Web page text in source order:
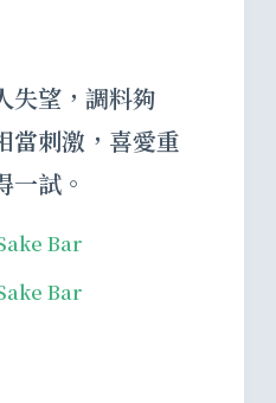
失望，調料夠
當刺激，喜愛重
一試。